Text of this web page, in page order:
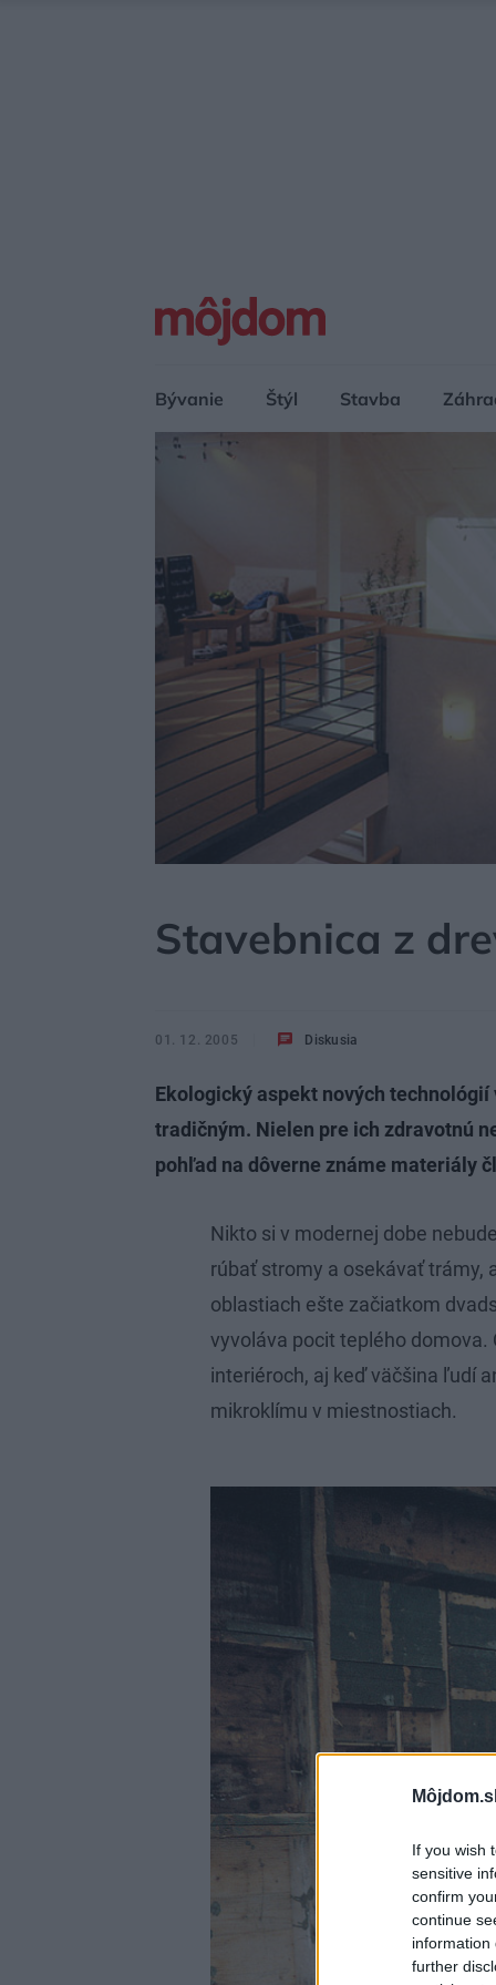
If you wish
sensitive
confirm
continue
information
further
Bývanie Štýl Stavba
Stavebnica z
01. 12. 2005 Diskusia
Ekologický aspekt nových
tradičným. Nielen pre ich zdravotnú
pohľad na dôverne známe materiály
Nikto si v modernej dobe
rúbať stromy a osekávať trámy,
oblastiach ešte začiatkom
vyvoláva pocit teplého
interiéroch, aj keď väčšina ľudí
mikroklímu v miestnostiach.